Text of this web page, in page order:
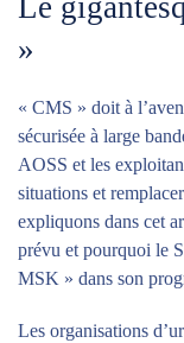
Le
»
« CMS » doit à
sécurisée à large
AOSS et les
situations et
expliquons dans cet
prévu et pourquoi le
MSK » dans son
Les organisations